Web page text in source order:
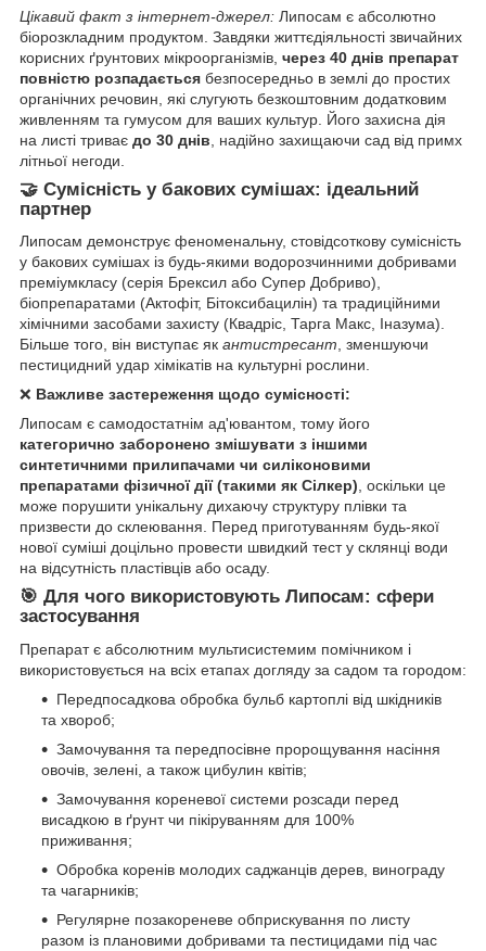
Цікавий факт з інтернет-джерел: Липосам є абсолютно
біорозкладним продуктом. Завдяки життєдіяльності звичайних
корисних ґрунтових мікроорганізмів, через 40 днів препарат
повністю розпадається безпосередньо в землі до простих
органічних речовин, які слугують безкоштовним додатковим
живленням та гумусом для ваших культур. Його захисна дія
на листі триває до 30 днів , надійно захищаючи сад від примх
літньої негоди.
🤝 Сумісність у бакових сумішах: ідеальний
партнер
Липосам демонструє феноменальну, стовідсоткову сумісність
у бакових сумішах із будь-якими водорозчинними добривами
преміумкласу (серія Брексил або Супер Добриво),
біопрепаратами (Актофіт, Бітоксибацилін) та традиційними
хімічними засобами захисту (Квадріс, Тарга Макс, Іназума).
Більше того, він виступає як антистресант, зменшуючи
пестицидний удар хімікатів на культурні рослини.
❌ Важливе застереження щодо сумісності:
Липосам є самодостатнім ад'ювантом, тому його
категорично заборонено змішувати з іншими
синтетичними прилипачами чи силіконовими
препаратами фізичної дії (такими як Сілкер), оскільки це
може порушити унікальну дихаючу структуру плівки та
призвести до склеювання. Перед приготуванням будь-якої
нової суміші доцільно провести швидкий тест у склянці води
на відсутність пластівців або осаду.
🎯 Для чого використовують Липосам: сфери
застосування
Препарат є абсолютним мультисистемим помічником і
використовується на всіх етапах догляду за садом та городом:
Передпосадкова обробка бульб картоплі від шкідників
та хвороб;
Замочування та передпосівне пророщування насіння
овочів, зелені, а також цибулин квітів;
Замочування кореневої системи розсади перед
висадкою в ґрунт чи пікіруванням для 100%
приживання;
Обробка коренів молодих саджанців дерев, винограду
та чагарників;
Регулярне позакореневе обприскування по листу
разом із плановими добривами та пестицидами під час